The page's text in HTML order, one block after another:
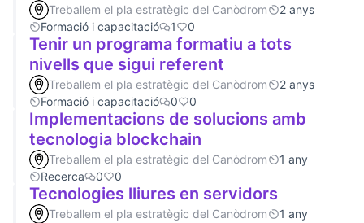
Treballem el pla estratègic del Canòdrom
2 anys
Formació i capacitació
1 0
Tenir un programa formatiu a tots
nivells que sigui referent
Treballem el pla estratègic del Canòdrom
2 anys
Formació i capacitació
0 0
Implementacions de solucions amb
tecnologia blockchain
Treballem el pla estratègic del Canòdrom
1 any
Recerca
0 0
Tecnologies lliures en servidors
Treballem el pla estratègic del Canòdrom
1 any